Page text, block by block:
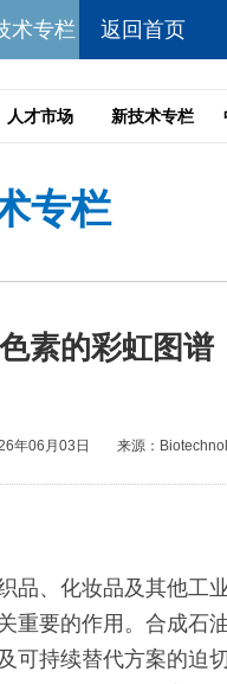
术专栏 返回首页
人才市场 新技术专栏
专栏
素的彩虹图
年06月03日 来源：
、化妆品及其他工
重要的作用。合成石
可持续替代方案的迫